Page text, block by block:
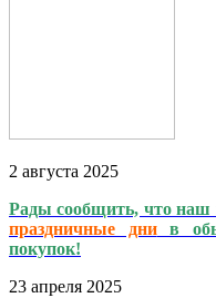
2 августа 2025
Рады сообщить, что наш
праздничные днив
покупок!
23 апреля 2025